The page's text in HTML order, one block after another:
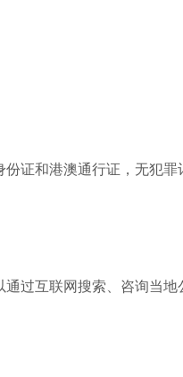
证和港澳通行证，无犯
过互联网搜索、咨询当